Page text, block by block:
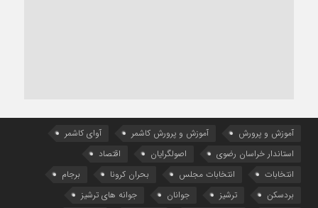
آموزش و پرورش آموزش و پرورش کاشمر
آوای کاشمر
استاندار خراسان رضوی
اصولگرایان
اقتصاد
انتخابات
انتخابات مجلس بحران کرونا
برجام
بردسکن
ترشیز جوانان
جوانه های ترشیز